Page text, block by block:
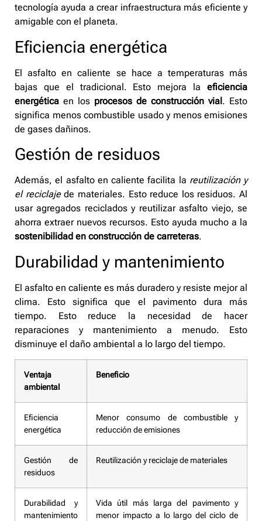
tecnología ayuda a crear infraestructura más eficiente y
amigable con el planeta.
Eficiencia energética
El asfalto en caliente se hace a temperaturas más
bajas que el tradicional. Esto mejora la eficiencia
energética en los procesos de construcción vial. Esto
significa menos combustible usado y menos emisiones
de gases dañinos.
Gestión de residuos
Además, el asfalto en caliente facilita la reutilización y
el reciclajede materiales. Esto reduce los residuos. Al
usar agregados reciclados y reutilizar asfalto viejo, se
ahorra extraer nuevos recursos. Esto ayuda mucho a la
sostenibilidad en construcción de carreteras.
Durabilidad y mantenimiento
El asfalto en caliente es más duradero y resiste mejor al
clima. Esto significa que el pavimento dura más
tiempo. Esto reduce la necesidad de hacer
reparaciones y mantenimiento a menudo. Esto
disminuye el daño ambiental a lo largo del tiempo.
Ventaja
ambiental
Beneficio
Eficiencia
energética
Menor consumo de combustible y
reducción de emisiones
Gestión de
residuos
Reutilización y reciclaje de materiales
Durabilidad y
mantenimiento
Vida útil más larga del pavimento y
menor impacto a lo largo del ciclo de